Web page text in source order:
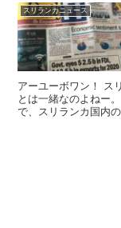
スリランカニュース
アーユーボワン！ スリランカ輸出の主力品、紅茶。紅茶も緑茶もも
とは一緒なのよねー。 スリランカのコロナ関連ニュース 今朝の時点
で、スリランカ国内